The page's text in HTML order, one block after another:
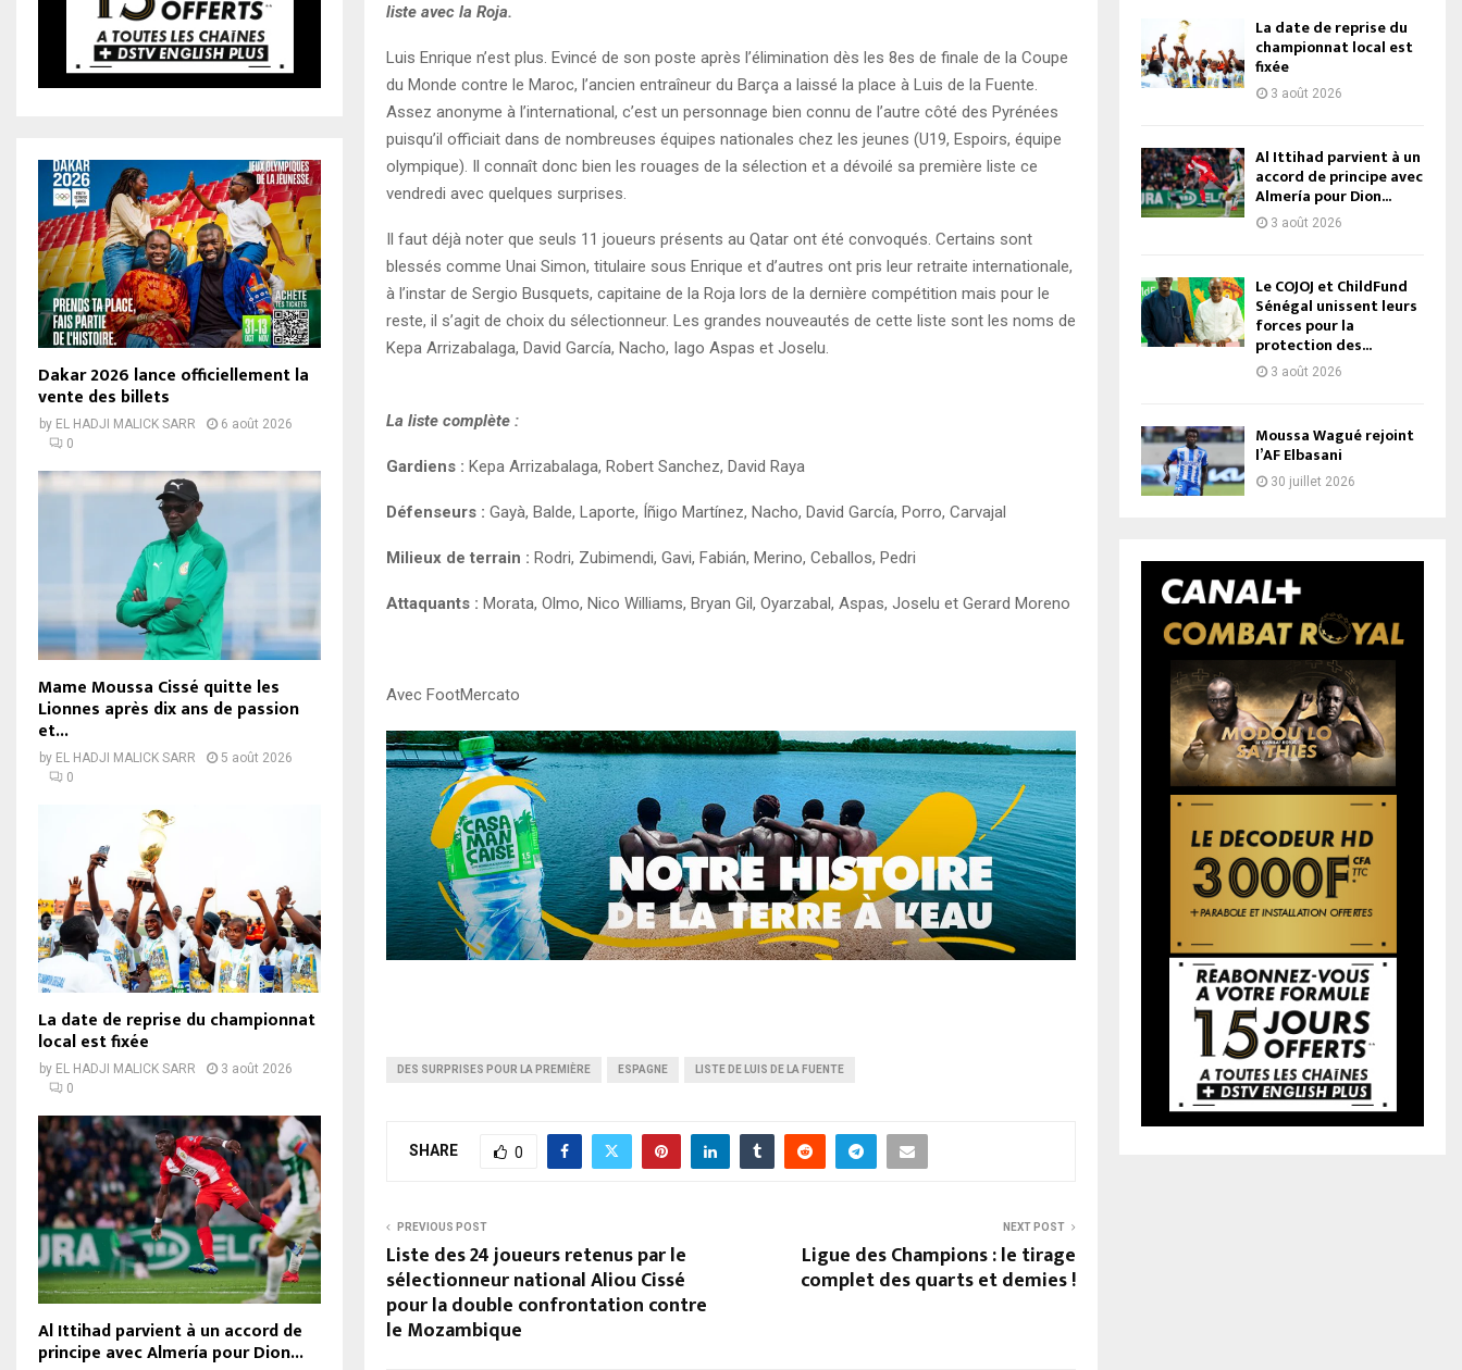
liste avec la Roja.
Luis Enrique n’est plus. Evincé de son poste après l’élimination dès les 8es de finale de la Coupe
du Monde contre le Maroc, l’ancien entraîneur du Barça a laissé la place à Luis de la Fuente.
Assez anonyme à l’international, c’est un personnage bien connu de l’autre côté des Pyrénées
puisqu’il officiait dans de nombreuses équipes nationales chez les jeunes (U19, Espoirs, équipe
olympique). Il connaît donc bien les rouages de la sélection et a dévoilé sa première liste ce
vendredi avec quelques surprises.
Il faut déjà noter que seuls 11 joueurs présents au Qatar ont été convoqués. Certains sont
blessés comme Unai Simon, titulaire sous Enrique et d’autres ont pris leur retraite internationale,
à l’instar de Sergio Busquets, capitaine de la Roja lors de la dernière compétition mais pour le
reste, il s’agit de choix du sélectionneur. Les grandes nouveautés de cette liste sont les noms de
Kepa Arrizabalaga, David García, Nacho, Iago Aspas et Joselu.
La liste complète :
Gardiens : Kepa Arrizabalaga, Robert Sanchez, David Raya
Défenseurs : Gayà, Balde, Laporte, Íñigo Martínez, Nacho, David García, Porro, Carvajal
Milieux de terrain : Rodri, Zubimendi, Gavi, Fabián, Merino, Ceballos, Pedri
Attaquants : Morata, Olmo, Nico Williams, Bryan Gil, Oyarzabal, Aspas, Joselu et Gerard Moreno
Avec FootMercato
DES SURPRISES POUR LA PREMIÈRE ESPAGNE LISTE DE LUIS DE LA FUENTE
SHARE 0
PREVIOUS POST
Liste des 24 joueurs retenus par le
sélectionneur national Aliou Cissé
pour la double confrontation contre
le Mozambique
NEXT POST
Ligue des Champions : le tirage
complet des quarts et demies !
Dakar 2026 lance officiellement la
vente des billets
by EL HADJI MALICK SARR
6 août 2026
0
Mame Moussa Cissé quitte les
Lionnes après dix ans de passion
et...
by EL HADJI MALICK SARR
5 août 2026
0
La date de reprise du championnat
local est fixée
by EL HADJI MALICK SARR
3 août 2026
0
Al Ittihad parvient à un accord de
principe avec Almería pour Dion...
La date de reprise du
championnat local est
fixée
3 août 2026
Al Ittihad parvient à un
accord de principe avec
Almería pour Dion...
3 août 2026
Le COJOJ et ChildFund
Sénégal unissent leurs
forces pour la
protection des...
3 août 2026
Moussa Wagué rejoint
l’AF Elbasani
30 juillet 2026